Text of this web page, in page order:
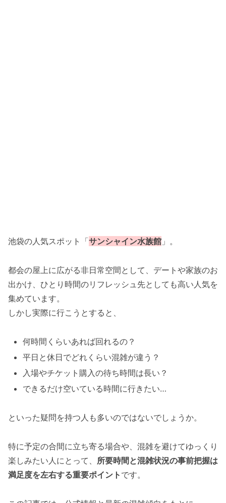
池袋の人気スポット「サンシャイン水族館 」。
都会の屋上に広がる非日常空間として、デートや家族のお
出かけ、ひとり時間のリフレッシュ先としても高い人気を
集めています。
しかし実際に行こうとすると、
何時間くらいあれば回れるの？
平日と休日でどれくらい混雑が違う？
入場やチケット購入の待ち時間は長い？
できるだけ空いている時間に行きたい…
といった疑問を持つ人も多いのではないでしょうか。
特に予定の合間に立ち寄る場合や、混雑を避けてゆっくり
楽しみたい人にとって、 所要時間と混雑状況の事前把握は
満足度を左右する重要ポイント です。